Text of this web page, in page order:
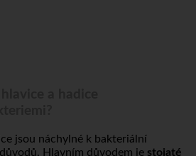
jsou náchylné k bakteriální